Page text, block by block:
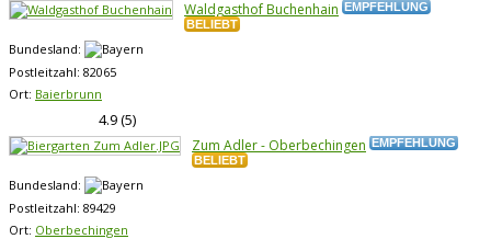
Waldgasthof Buchenhain EMPFEHLUNG
BELIEBT
Bundesland:
Postleitzahl: 82065
Ort: Baierbrunn
4.9(5)
Zum Adler - Oberbechingen EMPFEHLUNG
BELIEBT
Bundesland:
Postleitzahl: 89429
Ort: Oberbechingen